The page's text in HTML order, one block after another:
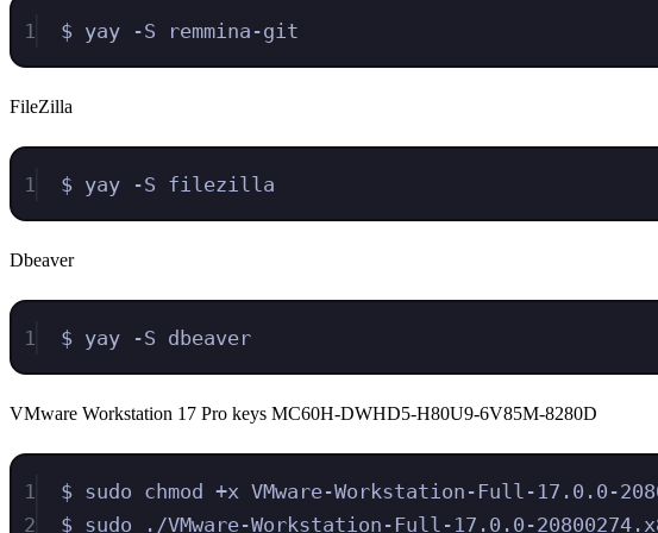
1 $ yay -S remmina-git
FileZilla
1 $ yay -S filezilla
Dbeaver
1 $ yay -S dbeaver
VMware Workstation 17 Pro keys MC60H-DWHD5-H80U9-6V85M-8280D
1
$ sudo chmod +x VMware-Workstation-Full-17.0.0-
2
$ sudo ./VMware-Workstation-Full-17.0.0-